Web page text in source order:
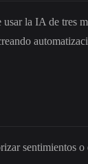
la IA de tres
sentimientos